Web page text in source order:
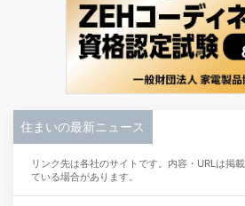
住まいの最新ニュース
リンク先は各社のサイトです。内容・URLは掲
ている場合があります。